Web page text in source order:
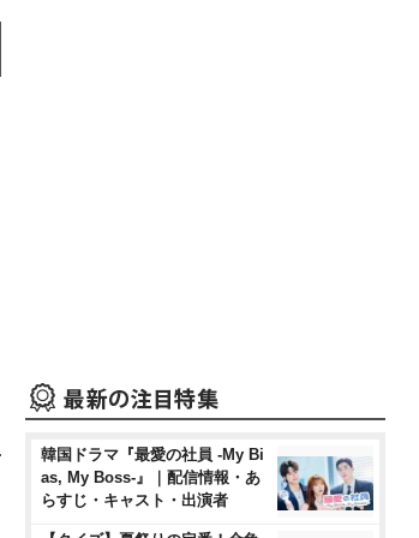
韓国ドラマ『最愛の社員 -My Bi
as, My Boss-』｜配信情報・あ
らすじ・キャスト・出演者